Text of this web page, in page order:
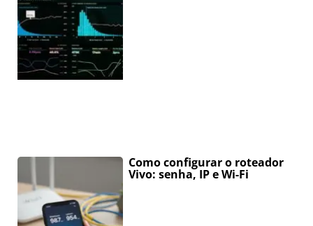
Como configurar o roteador
Vivo: senha, IP e Wi-Fi